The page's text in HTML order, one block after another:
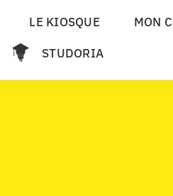
LE KIOSQUE
MON
STUDORIA